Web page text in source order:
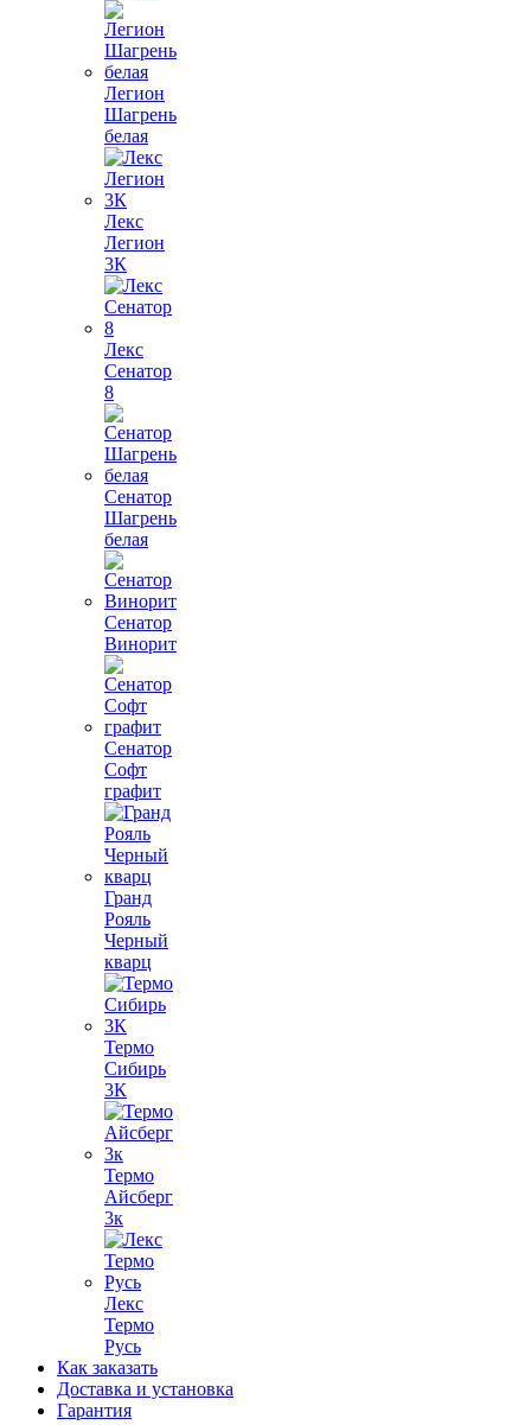
Легион
Шагрень
белая
Лекс
Легион
3К
Лекс
Сенатор
8
Сенатор
Шагрень
белая
Сенатор
Винорит
Сенатор
Софт
графит
Гранд
Рояль
Черный
кварц
Термо
Сибирь
3К
Термо
Айсберг
3к
Лекс
Термо
Русь
Как заказать
Доставка и установка
Гарантия